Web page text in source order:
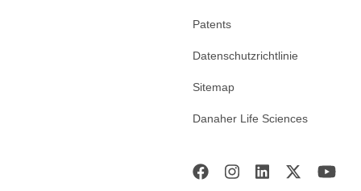
Patents
Datenschutzrichtlinie
Sitemap
Danaher Life Sciences